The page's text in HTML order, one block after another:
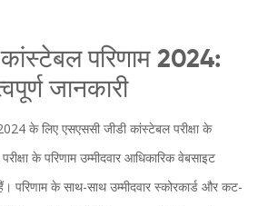
परिणाम 2024:
जानकारी
के लिए एसएससी जीडी कांस्टेबल परीक्षा के
के परिणाम उम्मीदवार आधिकारिक वेबसाइट
के साथ-साथ उम्मीदवार स्कोरकार्ड और कट-